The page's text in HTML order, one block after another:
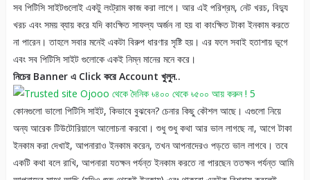
সব পিটিসি সাইটগুলোই একটু লংট্রাম কাজ করা লাগে। আর এই পরিশ্রম, নেট খরচ, বিদ্যু
খরচ এবং সময় ব্যায় করে যদি কাংক্ষিত সাফল্য অর্জন না হয় বা কাংক্ষিত টাকা ইনকাম করতে
না পারেন। তাহলে সবার মনেই একটা বিরুপ ধারণার সৃষ্টি হয়। এর ফলে সবাই হতাশায় ভূগে
এবং সব পিটিসি সাইট গুলোকে একই নিম্ন মানের মনে করে।
নিচের Banner এ Click করে Account খুলুন..
কোনগুলো ভালো পিটিসি সাইট, কিভাবে বুঝবেন? চেনার কিছু কৌশল আছে। এগুলো নিয়ে
অন্য আরেক টিউটোরিয়ালে আলোচনা করবো। শুধু শুধু কথা আর ভাল লাগছে না, আগে টাকা
ইনকাম করা দেখাই, আপনারাও ইনকাম করেন, তখন আপনাদেরও পড়তে ভাল লাগবে। তবে
একটি কথা বলে রাখি, আপনারা যতক্ষন পর্যন্ত ইনকাম করতে না পারছেন ততক্ষন পর্যন্ত আমি